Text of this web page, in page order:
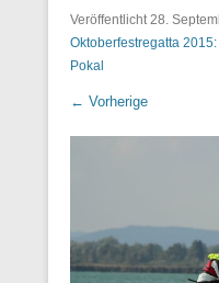
Veröffentlicht28.
Oktoberfestregatta
Pokal
← Vorherige